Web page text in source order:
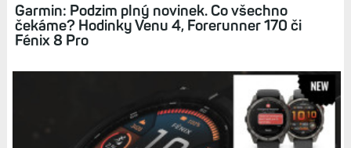
Garmin: Podzim plný novinek. Co všechno
čekáme? Hodinky Venu 4, Forerunner 170 či
Fénix 8 Pro